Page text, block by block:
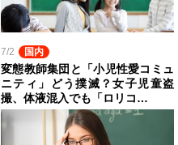
7/2 国内
変態教師集団と「小児性愛コミュ
ニティ」どう撲滅？女子児童盗
撮、体液混入でも「ロリコ…